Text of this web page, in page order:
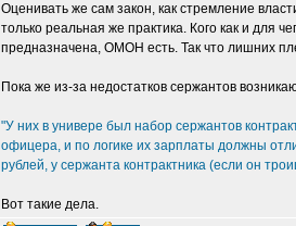
Оценивать же сам закон, как стремление
только реальная же практика. Кого как и для
предназначена, ОМОН есть. Так что лишних
Пока же из-за недостатков сержантов
"У них в универе был набор сержантов
офицера, и по логике их зарплаты должны
рублей, у сержанта контрактника (если он
Вот такие дела.